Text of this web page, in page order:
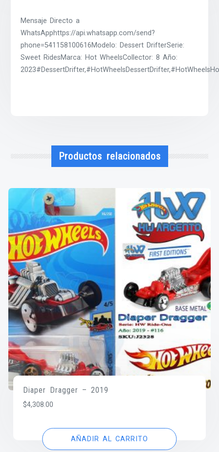
Mensaje Directo a
WhatsApphttps://api.whatsapp.com/send?
phone=541158100616Modelo: Dessert DrifterSerie:
Sweet RidesMarca: Hot WheelsCollector: 8 Año:
Productos relacionados
Diaper Dragger – 2019
$4,308.00
AÑADIR AL CARRITO